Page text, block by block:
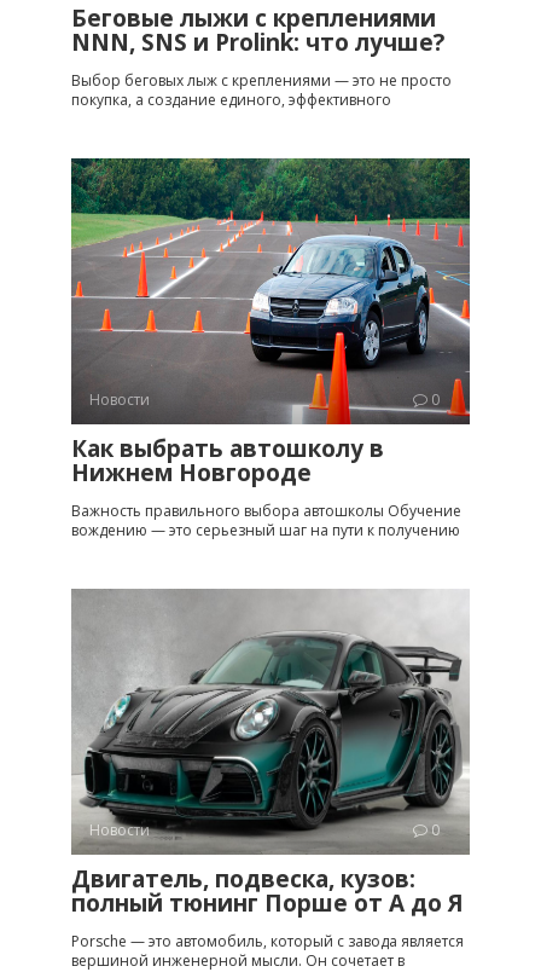
Беговые лыжи с креплениями
NNN, SNS и Prolink: что лучше?
Выбор беговых лыж с креплениями — это не просто
покупка, а создание единого, эффективного
Новости 0
Как выбрать автошколу в
Нижнем Новгороде
Важность правильного выбора автошколы Обучение
вождению — это серьезный шаг на пути к получению
Новости 0
Двигатель, подвеска, кузов:
полный тюнинг Порше от A до Я
Porsche — это автомобиль, который с завода является
вершиной инженерной мысли. Он сочетает в